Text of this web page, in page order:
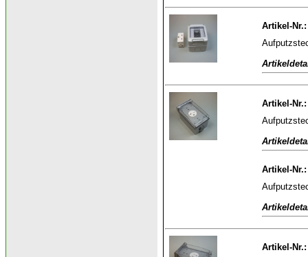
Artikel-Nr.:
Artikel-Nr.:
Artikel-Nr.:
Artikel-Nr.: